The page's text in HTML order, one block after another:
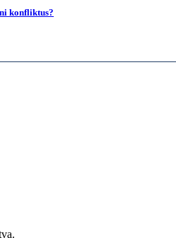
konfliktus?